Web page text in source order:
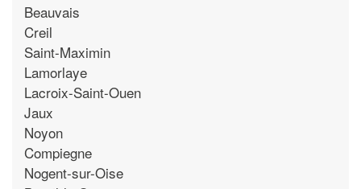
Beauvais
Creil
Saint-Maximin
Lamorlaye
Lacroix-Saint-Ouen
Jaux
Noyon
Compiegne
Nogent-sur-Oise